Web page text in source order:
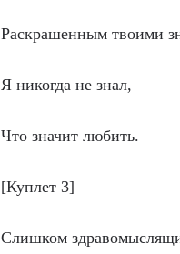
Раскрашенным твоими
Я никогда не знал,
Что значит любить.
[Куплет 3]
Слишком